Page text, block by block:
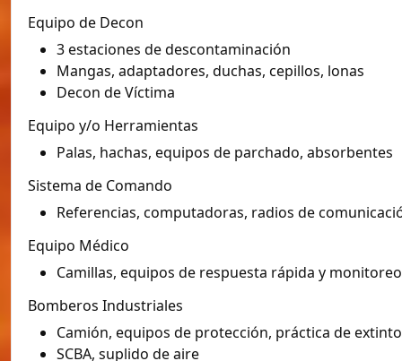
Equipo de Decon
3 estaciones de descontaminación
Mangas, adaptadores, duchas, cepillos, lonas
Decon de Víctima
Equipo y/o Herramientas
Palas, hachas, equipos de parchado, absorbentes
Sistema de Comando
Referencias, computadoras, radios de
Equipo Médico
Camillas, equipos de respuesta rápida y monitoreo
Bomberos Industriales
Camión, equipos de protección, práctica de
SCBA, suplido de aire